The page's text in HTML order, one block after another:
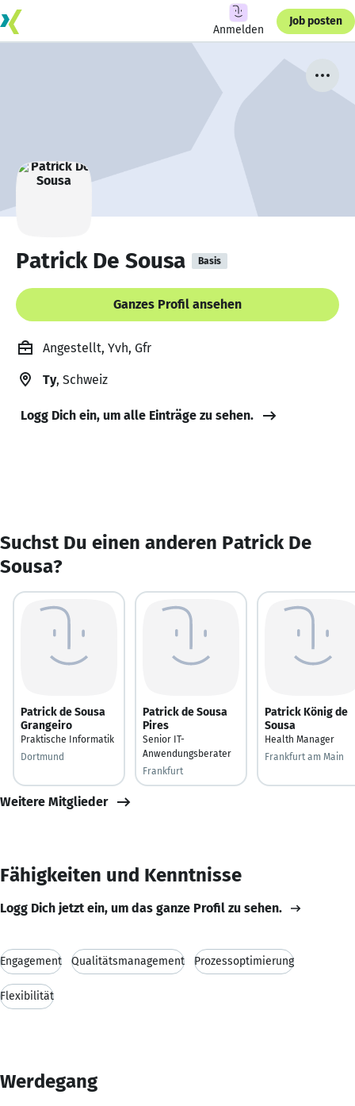
Anmelden
Job posten
Patrick De Sousa Basis
Ganzes Profil ansehen
Angestellt, Yvh, Gfr
Ty, Schweiz
Logg Dich ein, um alle Einträge zu sehen.
Suchst Du einen anderen Patrick De
Sousa?
Patrick de Sousa
Grangeiro
Praktische Informatik
Dortmund
Patrick de Sousa
Pires
Senior IT-
Anwendungsberater
Frankfurt
Patrick König de
Sousa
Health Manager
Frankfurt am Main
Weitere Mitglieder
Fähigkeiten und Kenntnisse
Logg Dich jetzt ein, um das ganze Profil zu sehen.
Engagement Qualitätsmanagement Prozessoptimierung
Flexibilität
Werdegang